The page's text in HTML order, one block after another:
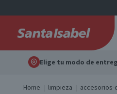
Elige tu modo de
Home limpieza accesorios-